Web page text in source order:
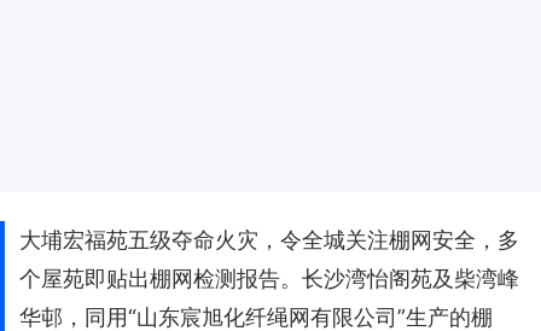
大埔宏福苑五级夺命火灾，令全城关注棚网安全，多
个屋苑即贴出棚网检测报告。长沙湾怡阁苑及柴湾峰
华邨，同用“山东宸旭化纤绳网有限公司”生产的棚